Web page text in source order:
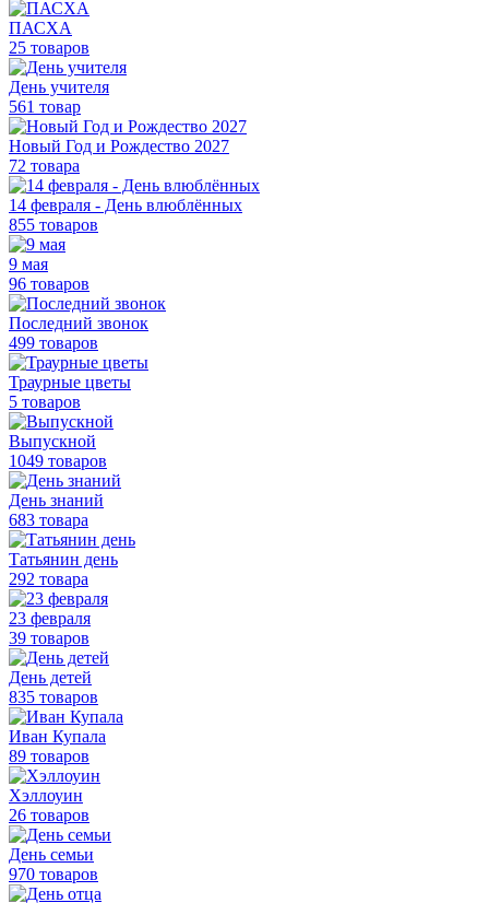
ПАСХА
25 товаров
День учителя
561 товар
Новый Год и Рождество 2027
72 товара
14 февраля - День влюблённых
855 товаров
9 мая
96 товаров
Последний звонок
499 товаров
Траурные цветы
5 товаров
Выпускной
1049 товаров
День знаний
683 товара
Татьянин день
292 товара
23 февраля
39 товаров
День детей
835 товаров
Иван Купала
89 товаров
Хэллоуин
26 товаров
День семьи
970 товаров